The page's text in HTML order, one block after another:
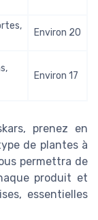
Environ 20
Environ 17
prenez en
de plantes à
permettra de
produit et
essentielles